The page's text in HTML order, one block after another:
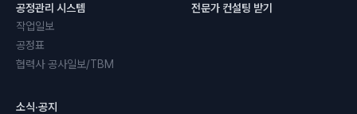
공정관리 시스템
작업일보
공정표
협력사 공사일보/TBM
전문가 컨설팅 받기
소식·공지